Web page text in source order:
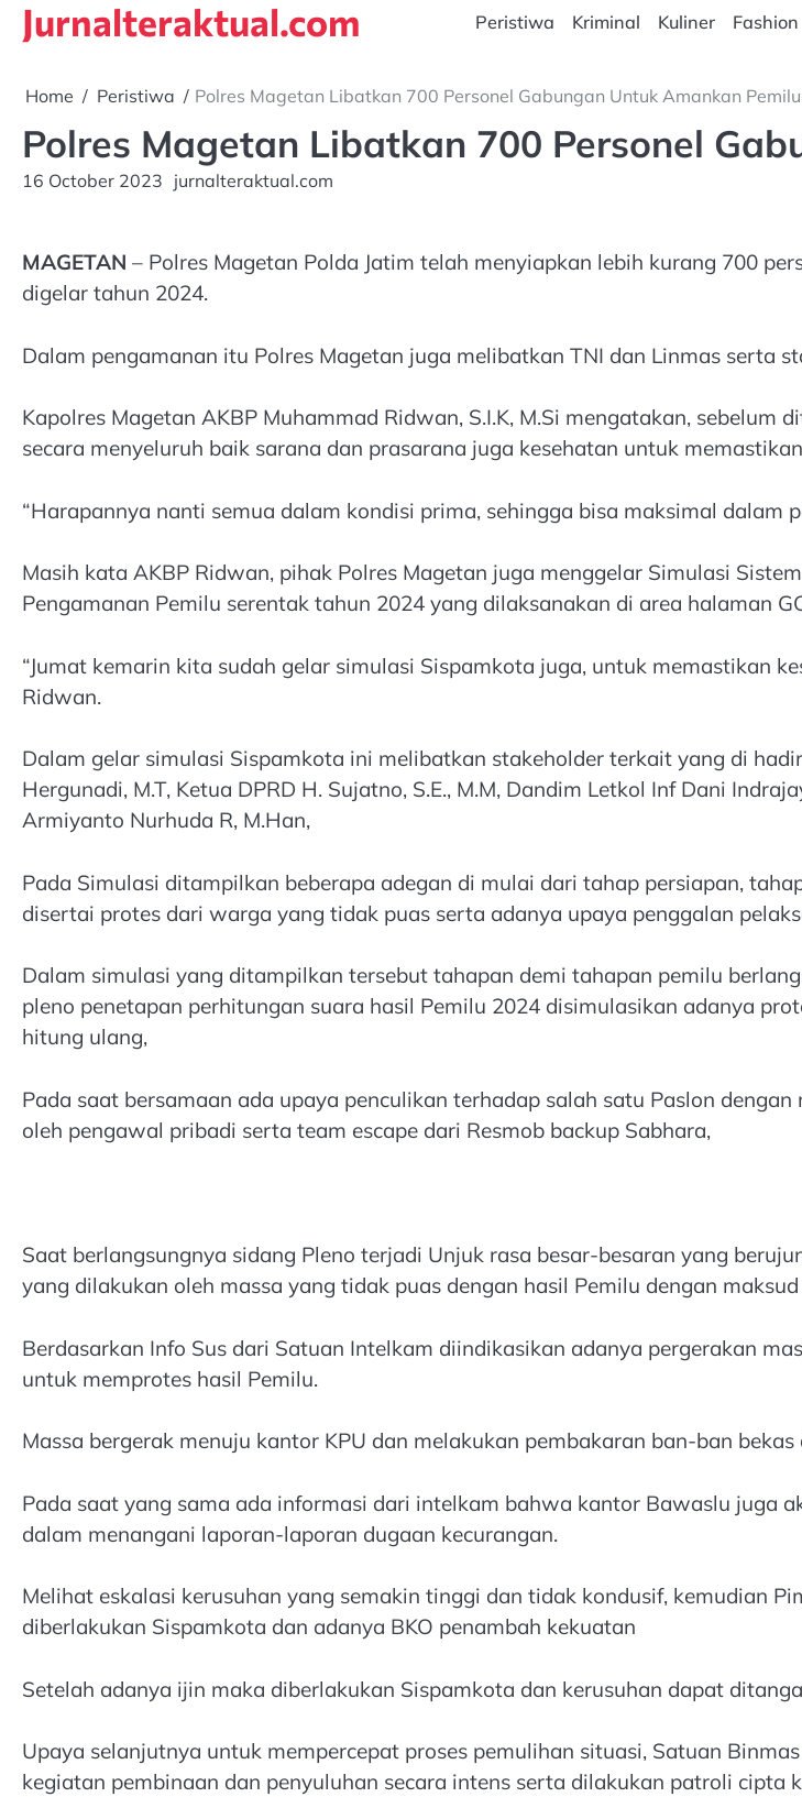
SkipJurnalteraktual.com Peristiwa Kriminal Kuliner Fashion
Home Peristiwa Polres Magetan Libatkan 700 Personel Gabungan Untuk Amankan
Polres Magetan Libatkan 700 Personel
16 October 2023 jurnalteraktual.com
MAGETAN – Polres Magetan Polda Jatim telah menyiapkan lebih kurang 700
digelar tahun 2024.
Dalam pengamanan itu Polres Magetan juga melibatkan TNI dan Linmas serta
Kapolres Magetan AKBP Muhammad Ridwan, S.I.K, M.Si mengatakan,
secara menyeluruh baik sarana dan prasarana juga kesehatan untuk
“Harapannya nanti semua dalam kondisi prima, sehingga bisa maksimal dalam
Masih kata AKBP Ridwan, pihak Polres Magetan juga menggelar Simulasi
Pengamanan Pemilu serentak tahun 2024 yang dilaksanakan di area halaman
“Jumat kemarin kita sudah gelar simulasi Sispamkota juga, untuk memastikan
Ridwan.
Dalam gelar simulasi Sispamkota ini melibatkan stakeholder terkait yang di
Hergunadi, M.T, Ketua DPRD H. Sujatno, S.E., M.M, Dandim Letkol Inf Dani
Armiyanto Nurhuda R, M.Han,
Pada Simulasi ditampilkan beberapa adegan di mulai dari tahap persiapan,
disertai protes dari warga yang tidak puas serta adanya upaya penggalan
Dalam simulasi yang ditampilkan tersebut tahapan demi tahapan pemilu
pleno penetapan perhitungan suara hasil Pemilu 2024 disimulasikan adanya
hitung ulang,
Pada saat bersamaan ada upaya penculikan terhadap salah satu Paslon
oleh pengawal pribadi serta team escape dari Resmob backup Sabhara,
Saat berlangsungnya sidang Pleno terjadi Unjuk rasa besar-besaran yang
yang dilakukan oleh massa yang tidak puas dengan hasil Pemilu dengan
Berdasarkan Info Sus dari Satuan Intelkam diindikasikan adanya pergerakan
untuk memprotes hasil Pemilu.
Massa bergerak menuju kantor KPU dan melakukan pembakaran ban-ban
Pada saat yang sama ada informasi dari intelkam bahwa kantor Bawaslu juga
dalam menangani laporan-laporan dugaan kecurangan.
Melihat eskalasi kerusuhan yang semakin tinggi dan tidak kondusif, kemudian
diberlakukan Sispamkota dan adanya BKO penambah kekuatan
Setelah adanya ijin maka diberlakukan Sispamkota dan kerusuhan dapat
Upaya selanjutnya untuk mempercepat proses pemulihan situasi, Satuan
kegiatan pembinaan dan penyuluhan secara intens serta dilakukan patroli cipta